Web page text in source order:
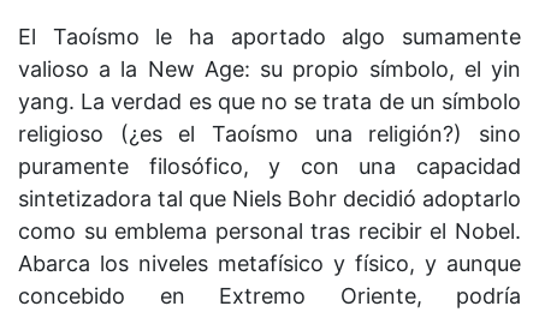
El Taoísmo le ha aportado algo sumamente
valioso a la New Age: su propio símbolo, el yin
yang. La verdad es que no se trata de un símbolo
religioso (¿es el Taoísmo una religión?) sino
puramente filosófico, y con una capacidad
sintetizadora tal que Niels Bohr decidió adoptarlo
como su emblema personal tras recibir el Nobel.
Abarca los niveles metafísico y físico, y aunque
concebido en Extremo Oriente, podría